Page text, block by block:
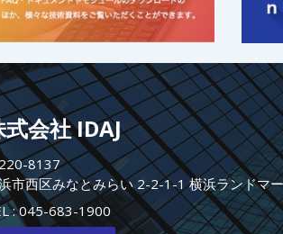
式会社 IDAJ
8137
市西区みなとみらい 2-2-1-1 横浜ランドマ
:045-683-1900